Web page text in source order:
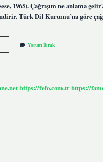
1965). Çağrışım ne anlama
Türk Dil Kurumu’na göre
Yorum Bırak
https://fefo.com.trhttps://